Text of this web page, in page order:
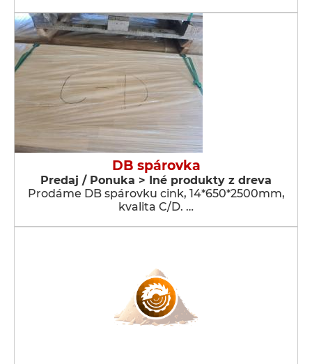
DB spárovka
Predaj / Ponuka > Iné produkty z dreva
Prodáme DB spárovku cink, 14*650*2500mm,
kvalita C/D. …